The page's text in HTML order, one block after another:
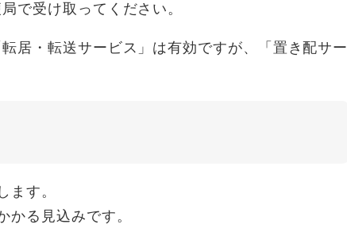
で受け取ってください。
居・転送サービス」は有効ですが、「置き配サー
ます。
かる見込みです。